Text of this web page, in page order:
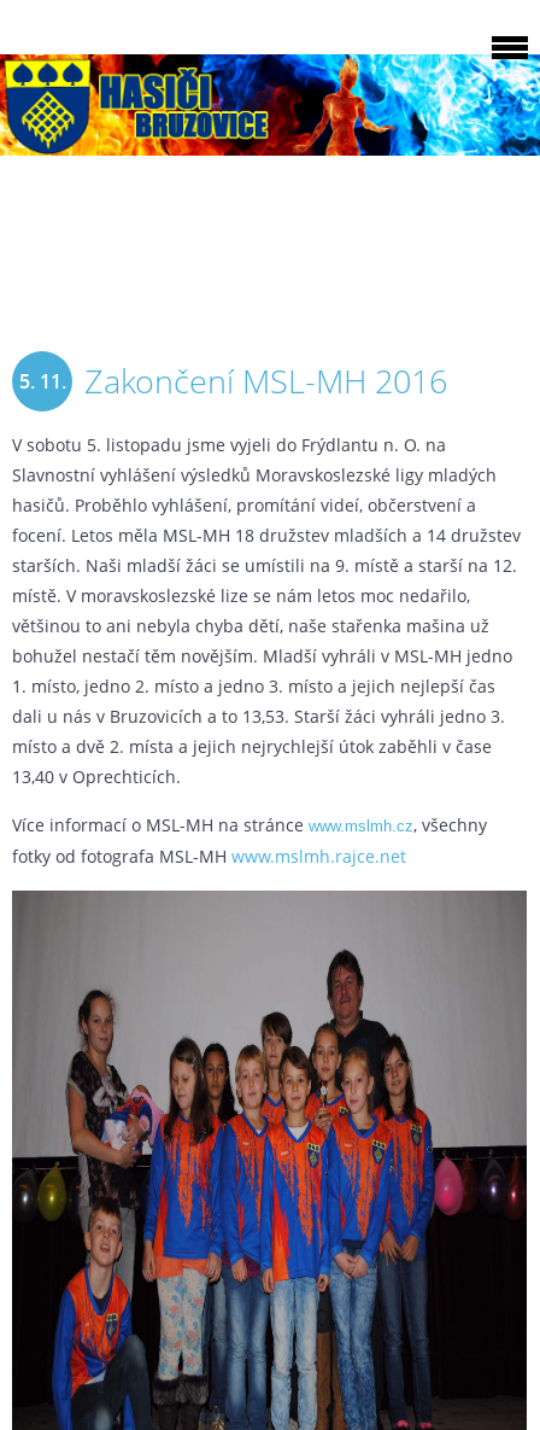
5. 11.
2016
Zakončení MSL-MH 2016
V sobotu 5. listopadu jsme vyjeli do Frýdlantu n. O. na
Slavnostní vyhlášení výsledků Moravskoslezské ligy mladých
hasičů. Proběhlo vyhlášení, promítání videí, občerstvení a
focení. Letos měla MSL-MH 18 družstev mladších a 14 družstev
starších. Naši mladší žáci se umístili na 9. místě a starší na 12.
místě. V moravskoslezské lize se nám letos moc nedařilo,
většinou to ani nebyla chyba dětí, naše stařenka mašina už
bohužel nestačí těm novějším. Mladší vyhráli v MSL-MH jedno
1. místo, jedno 2. místo a jedno 3. místo a jejich nejlepší čas
dali u nás v Bruzovicích a to 13,53. Starší žáci vyhráli jedno 3.
místo a dvě 2. místa a jejich nejrychlejší útok zaběhli v čase
13,40 v Oprechticích.
Více informací o MSL-MH na stránce www.mslmh.cz, všechny
fotky od fotografa MSL-MH www.mslmh.rajce.net